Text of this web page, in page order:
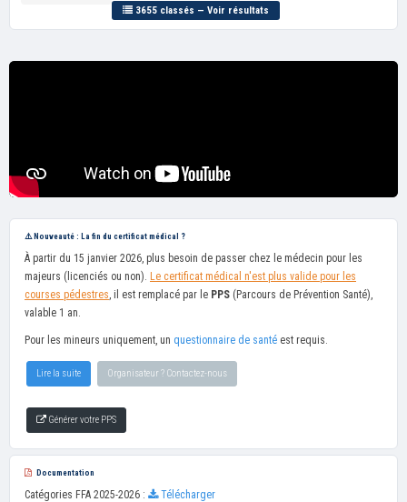
3655 classés — Voir résultats
⚠️ Nouveauté : La fin du certificat médical ?
À partir du 15 janvier 2026, plus besoin de passer chez le médecin pour les
majeurs (licenciés ou non). Le certificat médical n'est plus valide pour les
courses pédestres, il est remplacé par le PPS (Parcours de Prévention Santé),
valable 1 an.
Pour les mineurs uniquement, un questionnaire de santé est requis.
Lire la suite Organisateur ? Contactez-nous
Générer votre PPS
Documentation
Catégories FFA 2025-2026 : Télécharger